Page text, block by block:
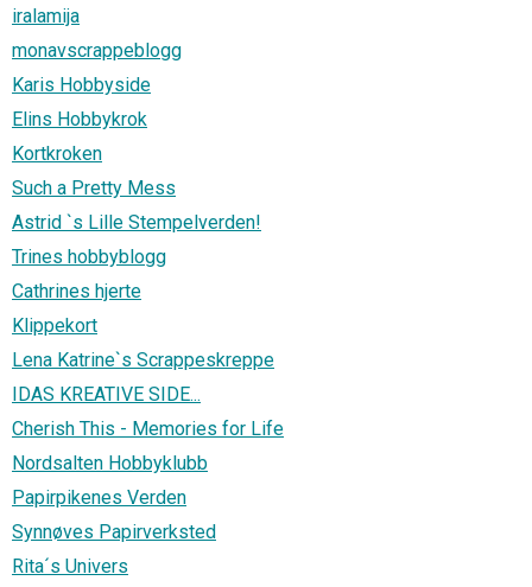
iralamija
monavscrappeblogg
Karis Hobbyside
Elins Hobbykrok
Kortkroken
Such a Pretty Mess
Astrid `s Lille Stempelverden!
Trines hobbyblogg
Cathrines hjerte
Klippekort
Lena Katrine`s Scrappeskreppe
IDAS KREATIVE SIDE...
Cherish This - Memories for Life
Nordsalten Hobbyklubb
Papirpikenes Verden
Synnøves Papirverksted
Rita´s Univers